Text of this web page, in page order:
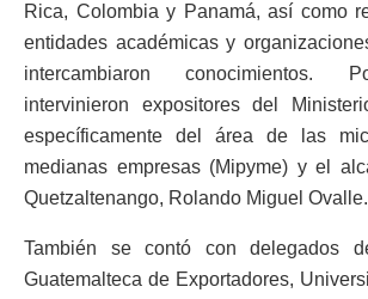
Rica, Colombia y Panamá, así como
entidades académicas y
intercambiaron conocimientos.
intervinieron expositores del
específicamente del área de las
medianas empresas (Mipyme) y el
Quetzaltenango, Rolando Miguel Ovalle.
También se contó con delegados
Guatemalteca de Exportadores,